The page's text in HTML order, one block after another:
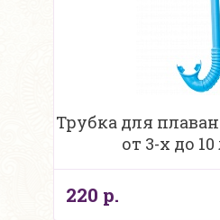
Трубка для
от 3-х до
220 р.